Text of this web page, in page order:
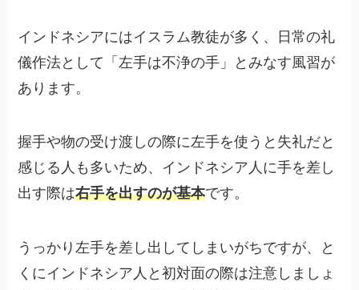
インドネシアにはイスラム教徒が多く、日常の礼
儀作法として「左手は不浄の手」とみなす風習が
あります。
握手や物の受け渡しの際に左手を使うと失礼だと
感じる人も多いため、インドネシア人に手を差し
出す際は右手を出すのが基本です。
うっかり左手を差し出してしまいがちですが、と
くにインドネシア人と初対面の際は注意しましょ